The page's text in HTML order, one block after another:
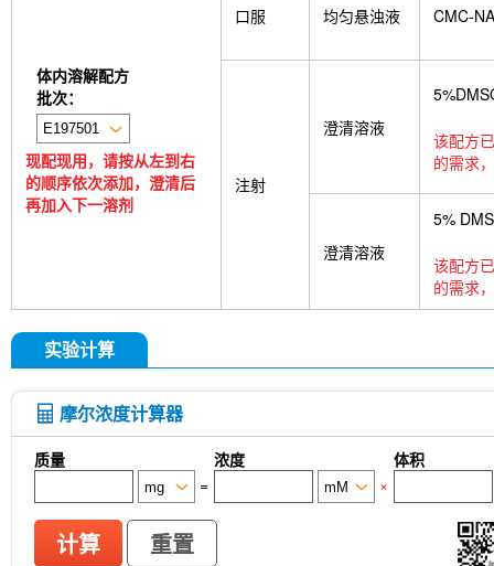
体内溶解配方
批次：
现配现用，请按从左到右
的顺序依次添加，澄清后
再加入下一溶剂
口服 均匀悬浊液 CMC-NA
注射
澄清溶液
该配方
的需求
澄清溶液
5%
该配方
的需求
实验计算
摩尔浓度计算器
质量 浓度
体积
=
×
计算 重置